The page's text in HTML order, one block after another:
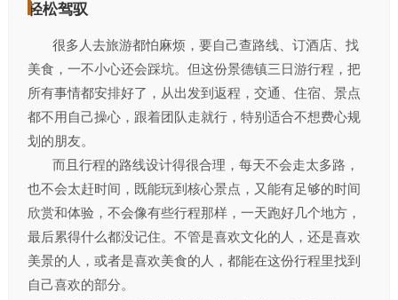
轻松驾驭
很多人去旅游都怕麻烦，要自己查路线、订酒店、找
美食，一不小心还会踩坑。但这份景德镇三日游行程，把
所有事情都安排好了，从出发到返程，交通、住宿、景点
都不用自己操心，跟着团队走就行，特别适合不想费心规
划的朋友。
而且行程的路线设计得很合理，每天不会走太多路，
也不会太赶时间，既能玩到核心景点，又能有足够的时间
欣赏和体验，不会像有些行程那样，一天跑好几个地方，
最后累得什么都没记住。不管是喜欢文化的人，还是喜欢
美景的人，或者是喜欢美食的人，都能在这份行程里找到
自己喜欢的部分。